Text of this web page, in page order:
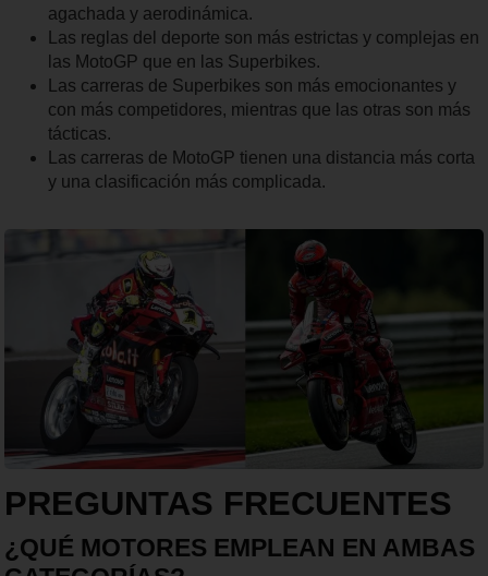
agachada y aerodinámica.
Las reglas del deporte son más estrictas y complejas en
las MotoGP que en las Superbikes.
Las carreras de Superbikes son más emocionantes y
con más competidores, mientras que las otras son más
tácticas.
Las carreras de MotoGP tienen una distancia más corta
y una clasificación más complicada.
PREGUNTAS FRECUENTES
¿QUÉ MOTORES EMPLEAN EN AMBAS